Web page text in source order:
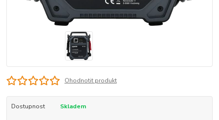
Ohodnotit produkt
Dostupnost Skladem